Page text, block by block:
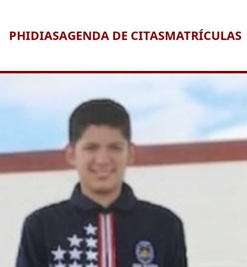
PHIDIASAGENDA DE CITASMATRÍCULAS